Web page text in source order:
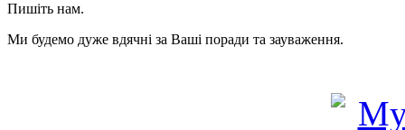
Пишіть нам.
Ми будемо дуже вдячні за Ваші поради та зауваження.